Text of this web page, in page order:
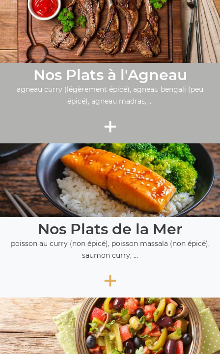
Nos Plats à l'Agneau
agneau curry (légèrement épicé), agneau bengali (peu
épicé), agneau madras, ...
+
Nos Plats de la Mer
poisson au curry (non épicé), poisson massala (non épicé),
saumon curry, ...
+